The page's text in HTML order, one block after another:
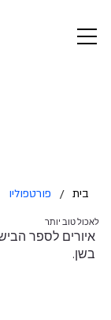
בית / פורטפוליו
לאכול טוב יותר
איורים לספר
בשן.